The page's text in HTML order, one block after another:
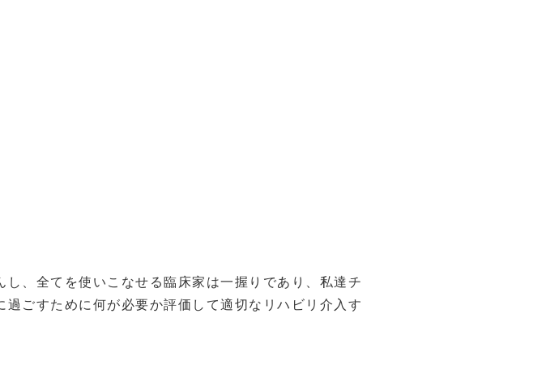
、全てを使いこなせる臨床家は一握りであり、私達チ
ごすために何が必要か評価して適切なリハビリ介入す